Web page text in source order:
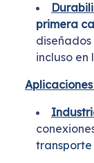
primera
incluso en
transporte